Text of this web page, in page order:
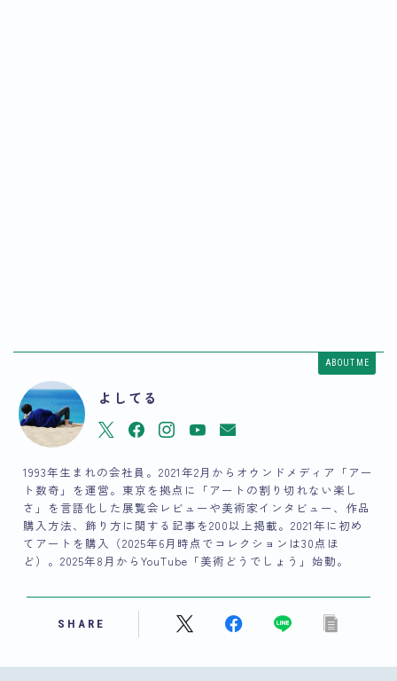
ABOUT ME
よしてる
1993年生まれの会社員。2021年2月からオウンドメディア「アー
ト数奇」を運営。東京を拠点に「アートの割り切れない楽し
さ」を言語化した展覧会レビューや美術家インタビュー、作品
購入方法、飾り方に関する記事を200以上掲載。2021年に初め
てアートを購入（2025年6月時点でコレクションは30点ほ
ど）。2025年8月からYouTube「美術どうでしょう」始動。
SHARE